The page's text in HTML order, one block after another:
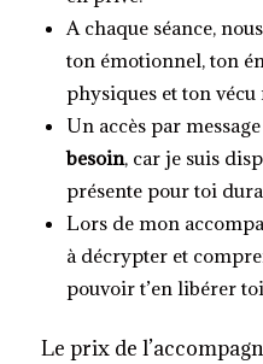
A chaque séance,
ton émotionnel, ton
physiques et ton
Un accès par message
besoin, car je suis
présente pour toi
Lors de mon
à décrypter et
pouvoir t’en libérer
Le prix de